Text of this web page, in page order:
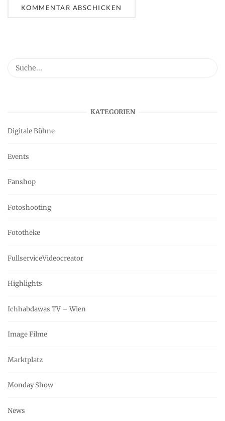
KATEGORIEN
Digitale Bühne
Events
Fanshop
Fotoshooting
Fototheke
FullserviceVideocreator
Highlights
Ichhabdawas TV – Wien
Image Filme
Marktplatz
Monday Show
News